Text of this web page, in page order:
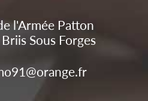
l'Armée Patton
Briis Sous Forges